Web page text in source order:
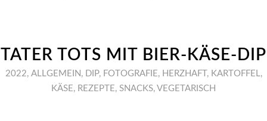
TATER TOTS MIT BIER-KÄSE-DIP
2022, ALLGEMEIN , DIP, FOTOGRAFIE, HERZHAFT, KARTOFFEL,
KÄSE, REZEPTE, SNACKS, VEGETARISCH